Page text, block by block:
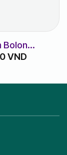
Bolon
VND